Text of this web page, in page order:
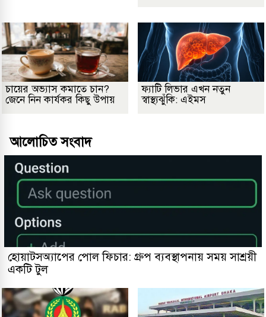
চায়ের অভ্যাস কমাতে চান?
জেনে নিন কার্যকর কিছু উপায়
ফ্যাটি লিভার এখন নতুন
স্বাস্থ্যঝুঁকি: এইমস
আলোচিত সংবাদ
হোয়াটসঅ্যাপের পোল ফিচার: গ্রুপ ব্যবস্থাপনায় সময় সাশ্রয়ী
একটি টুল